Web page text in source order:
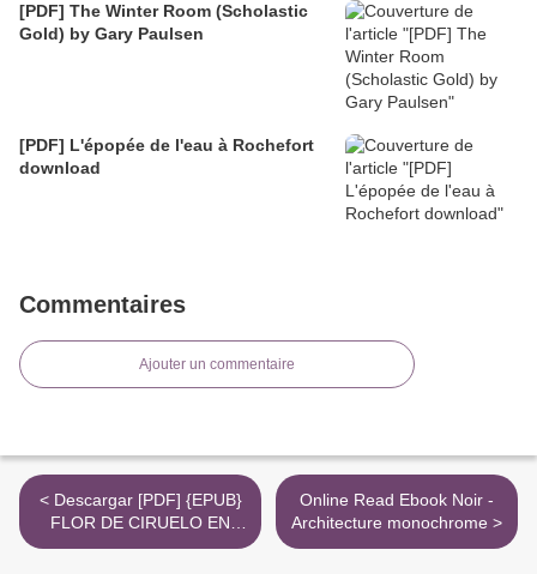
[PDF] The Winter Room (Scholastic
Gold) by Gary Paulsen
[PDF] L'épopée de l'eau à Rochefort
download
Commentaires
Ajouter un commentaire
< Descargar [PDF] {EPUB}
FLOR DE CIRUELO EN
VASITO DE ORO. JIN PING
Online Read Ebook Noir -
Architecture monochrome >